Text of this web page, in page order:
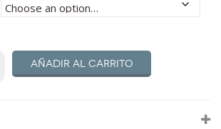
100,00€
Añadir al carrito